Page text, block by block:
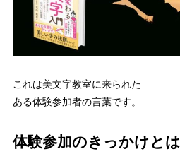
これは美文字教室に来られた
ある体験参加者の言葉です。
体験参加のきっかけとは